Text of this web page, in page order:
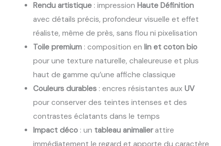
Rendu artistique: impression Haute Définition
avec détails précis, profondeur visuelle et effet
réaliste, même de près, sans flou ni pixelisation
Toile premium: composition en lin et coton bio
pour une texture naturelle, chaleureuse et plus
haut de gamme qu’une affiche classique
Couleurs durables: encres résistantes aux UV
pour conserver des teintes intenses et des
contrastes éclatants dans le temps
Impact déco: un tableau animalierattire